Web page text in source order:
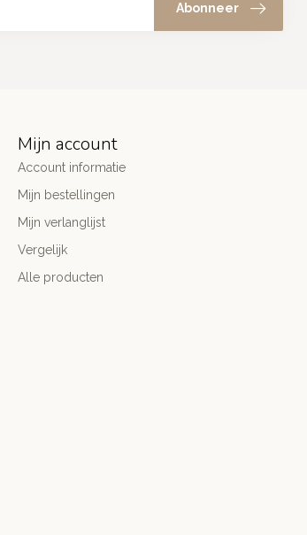
Abonneer
Mijn account
Account informatie
Mijn bestellingen
Mijn verlanglijst
Vergelijk
Alle producten